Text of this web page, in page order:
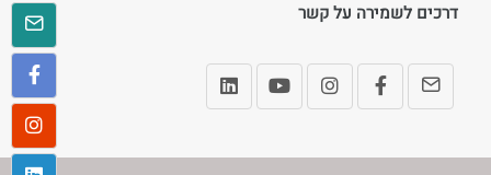
דרכים לשמירה על קשר